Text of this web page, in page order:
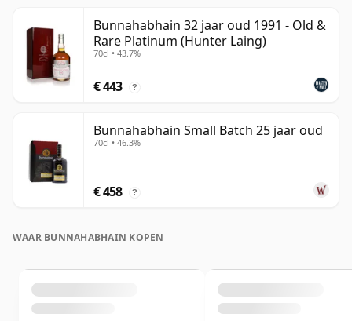
Bunnahabhain 32 jaar oud 1991 - Old &
Rare Platinum (Hunter Laing)
70cl • 43.7%
€ 443 ?
Bunnahabhain Small Batch 25 jaar oud
70cl • 46.3%
€ 458 ?
WAAR BUNNAHABHAIN KOPEN